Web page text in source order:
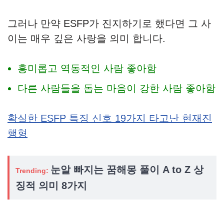
그러나 만약 ESFP가 진지하기로 했다면 그 사
이는 매우 깊은 사랑을 의미 합니다.
흥미롭고 역동적인 사람 좋아함
다른 사람들을 돕는 마음이 강한 사람 좋아함
확실한 ESFP 특징 신호 19가지 타고난 현재진
행형
Trending: 눈알 빠지는 꿈해몽 풀이 A to Z 상
징적 의미 8가지